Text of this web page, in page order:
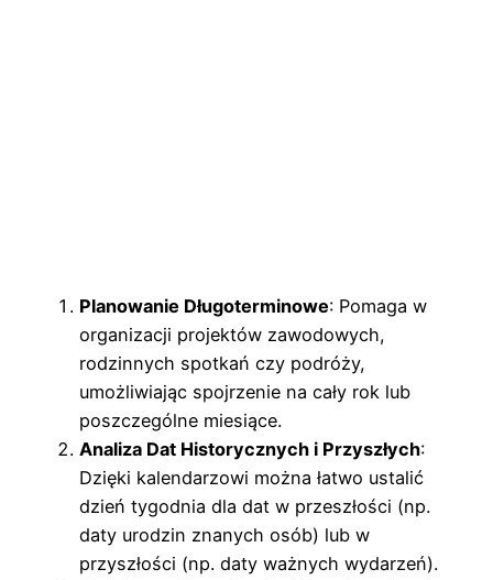
Planowanie Długoterminowe: Pomaga w
organizacji projektów zawodowych,
rodzinnych spotkań czy podróży,
umożliwiając spojrzenie na cały rok lub
poszczególne miesiące.
Analiza Dat Historycznych i Przyszłych:
Dzięki kalendarzowi można łatwo ustalić
dzień tygodnia dla dat w przeszłości (np.
daty urodzin znanych osób) lub w
przyszłości (np. daty ważnych wydarzeń).